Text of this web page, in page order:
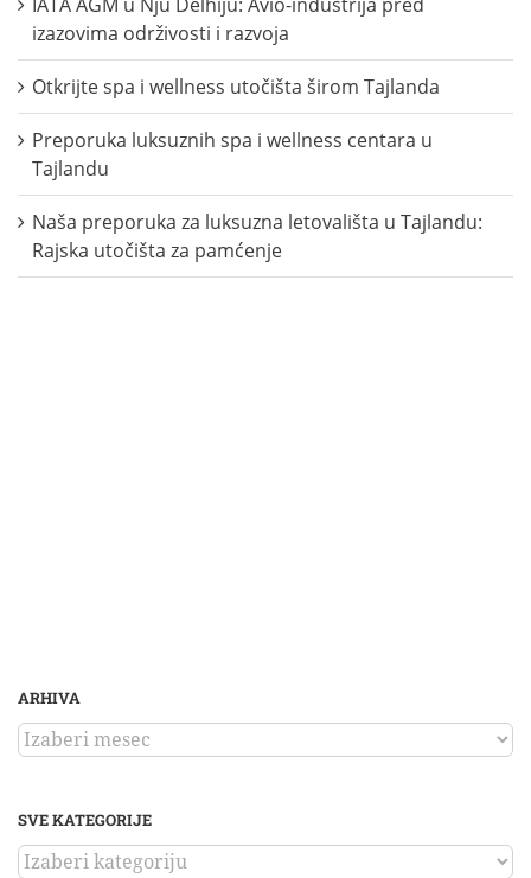
izazovima održivosti i razvoja
Otkrijte spa i wellness utočišta širom Tajlanda
Preporuka luksuznih spa i wellness centara u
Tajlandu
Naša preporuka za luksuzna letovališta u Tajlandu:
Rajska utočišta za pamćenje
ARHIVA
ARHIVA
SVE KATEGORIJE
SVE